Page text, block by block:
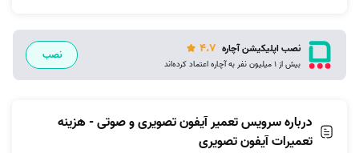
نصب اپلیکیشن آچاره 4.7
بیش از 1 میلیون نفر به آچاره اعتماد کرده‌اند
نصب
درباره سرویس تعمیر آیفون تصویری و صوتی - هزینه
تعمیرات آیفون تصویری